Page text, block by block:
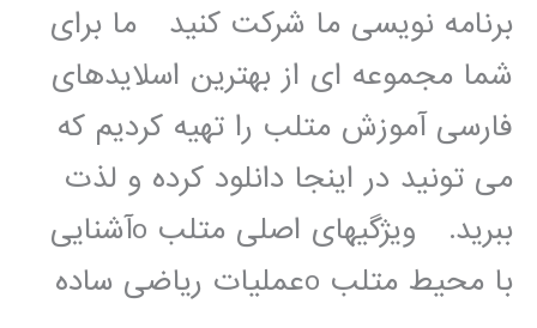
برنامه نویسی ما شرکت کنید ما برای
شما مجموعه ای از بهترین اسلایدهای
فارسی آموزش متلب را تهیه کردیم که
می تونید در اینجا دانلود کرده و لذت
ببرید. ویژگیهای اصلی متلب oآشنایی
با محیط متلب oعملیات ریاضی ساده